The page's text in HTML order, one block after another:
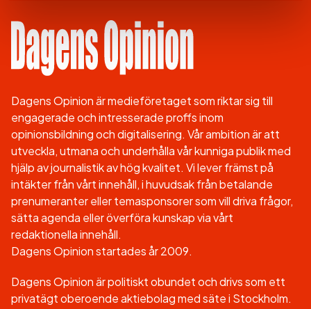
Dagens Opinion är medieföretaget som riktar sig till
engagerade och intresserade proffs inom
opinionsbildning och digitalisering. Vår ambition är att
utveckla, utmana och underhålla vår kunniga publik med
hjälp av journalistik av hög kvalitet. Vi lever främst på
intäkter från vårt innehåll, i huvudsak från betalande
prenumeranter eller temasponsorer som vill driva frågor,
sätta agenda eller överföra kunskap via vårt
redaktionella innehåll.
Dagens Opinion startades år 2009.
Dagens Opinion är politiskt obundet och drivs som ett
privatägt oberoende aktiebolag med säte i Stockholm.